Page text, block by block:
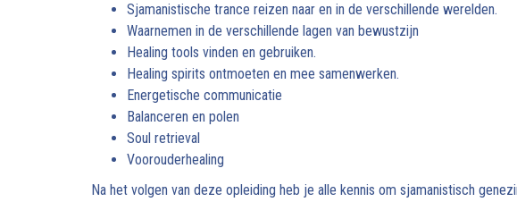
Sjamanistische trance reizen naar en in de verschillende werelden.
Waarnemen in de verschillende lagen van bewustzijn
Healing tools vinden en gebruiken.
Healing spirits ontmoeten en mee samenwerken.
Energetische communicatie
Balanceren en polen
Soul retrieval
Voorouderhealing
Na het volgen van deze opleiding heb je alle kennis om sjamanistisch